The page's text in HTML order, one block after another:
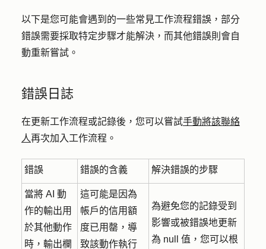
以下是您可能會遇到的一些常見工作流程錯誤，部分
錯誤需要採取特定步驟才能解決，而其他錯誤則會自
動重新嘗試。
錯誤日誌
在更新工作流程或記錄後，您可以嘗試手動將該聯絡
人再次加入工作流程。
錯誤 錯誤的含義 解決錯誤的步驟
當將 AI 動
作的輸出用
於其他動作
時，輸出欄
這可能是因為
帳戶的信用額
度已用罄，導
致該動作執行
為避免您的記錄受到
影響或被錯誤地更新
為 null 值，您可以根